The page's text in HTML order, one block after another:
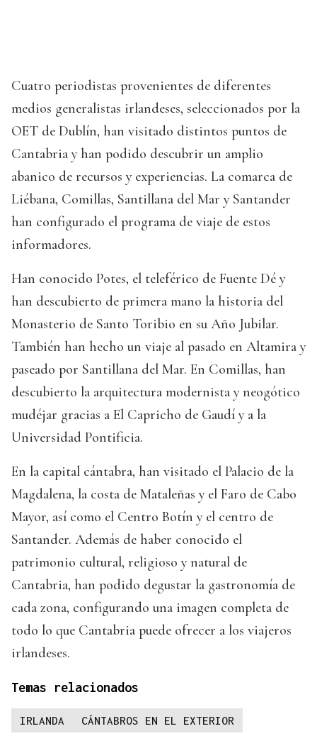
Cuatro periodistas provenientes de diferentes
medios generalistas irlandeses, seleccionados por la
OET de Dublín, han visitado distintos puntos de
Cantabria y han podido descubrir un amplio
abanico de recursos y experiencias. La comarca de
Liébana, Comillas, Santillana del Mar y Santander
han configurado el programa de viaje de estos
informadores.
Han conocido Potes, el teleférico de Fuente Dé y
han descubierto de primera mano la historia del
Monasterio de Santo Toribio en su Año Jubilar.
También han hecho un viaje al pasado en Altamira y
paseado por Santillana del Mar. En Comillas, han
descubierto la arquitectura modernista y neogótico
mudéjar gracias a El Capricho de Gaudí y a la
Universidad Pontificia.
En la capital cántabra, han visitado el Palacio de la
Magdalena, la costa de Mataleñas y el Faro de Cabo
Mayor, así como el Centro Botín y el centro de
Santander. Además de haber conocido el
patrimonio cultural, religioso y natural de
Cantabria, han podido degustar la gastronomía de
cada zona, configurando una imagen completa de
todo lo que Cantabria puede ofrecer a los viajeros
irlandeses.
Temas relacionados
IRLANDA CÁNTABROS EN EL EXTERIOR